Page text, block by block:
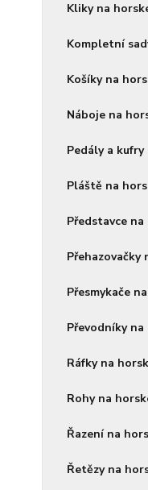
Kliky na
Kompletní
Košíky na
Náboje na
Pedály a
Pláště na
Představce
Přehazovačky
Přesmykače
Převodníky
Ráfky na
Rohy na
Řazení na
Řetězy na